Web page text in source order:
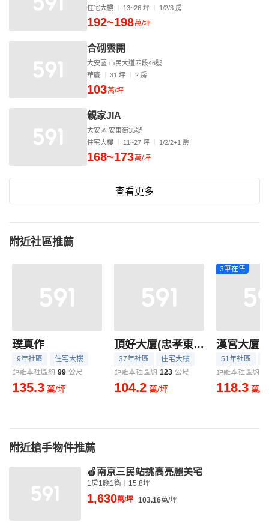
住宅大樓
13~26 坪 1/2/3 房
192~198萬/坪
合砌雲開
大安區 市民大道四段46號
華廈
31 坪 2 房
103萬/坪
親家JIA
大安區 安東街35號
住宅大樓
11~27 坪 1/2/2+1 房
168~173萬/坪
查看更多
附近社區推薦
璞真作
9年社區
住宅大樓
距離本社區約 99 公尺
135.3 萬/坪
頂好大廈(忠孝東路)
37年社區
住宅大樓
距離本社區約 123 公尺
104.2 萬/坪
3筆在售
漢宮大廈
51年社區
距離本社區約
118.3 萬/
附近搶手物件推薦
🍎南京三民站挑高亮麗美宅
1房1廳1衛 15.8坪
1,630萬/坪 103.16萬/坪